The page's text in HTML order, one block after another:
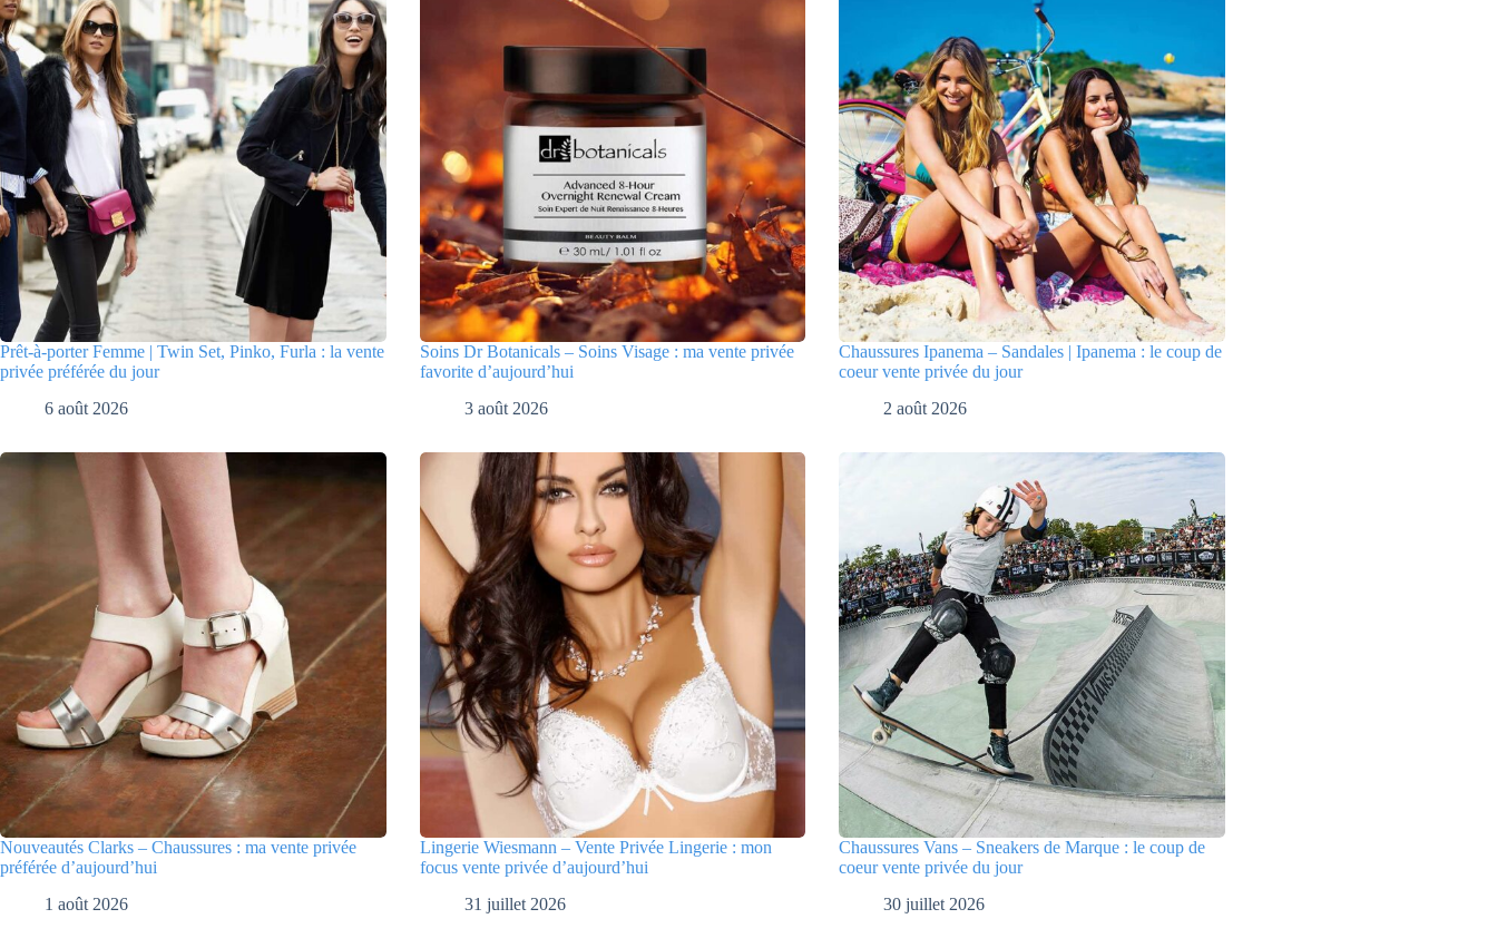
Prêt-à-porter Femme | Twin Set, Pinko, Furla : la vente
privée préférée du jour
6 août 2026
Soins Dr Botanicals – Soins Visage : ma vente privée
favorite d’aujourd’hui
3 août 2026
Chaussures Ipanema – Sandales | Ipanema : le coup de
coeur vente privée du jour
2 août 2026
Nouveautés Clarks – Chaussures : ma vente privée
préférée d’aujourd’hui
1 août 2026
Lingerie Wiesmann – Vente Privée Lingerie : mon
focus vente privée d’aujourd’hui
31 juillet 2026
Chaussures Vans – Sneakers de Marque : le coup de
coeur vente privée du jour
30 juillet 2026